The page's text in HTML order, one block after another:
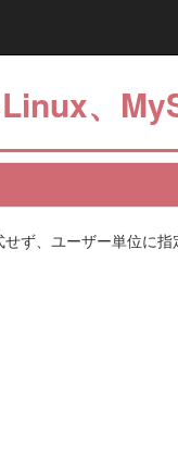
、
ず、ユーザー単位に指